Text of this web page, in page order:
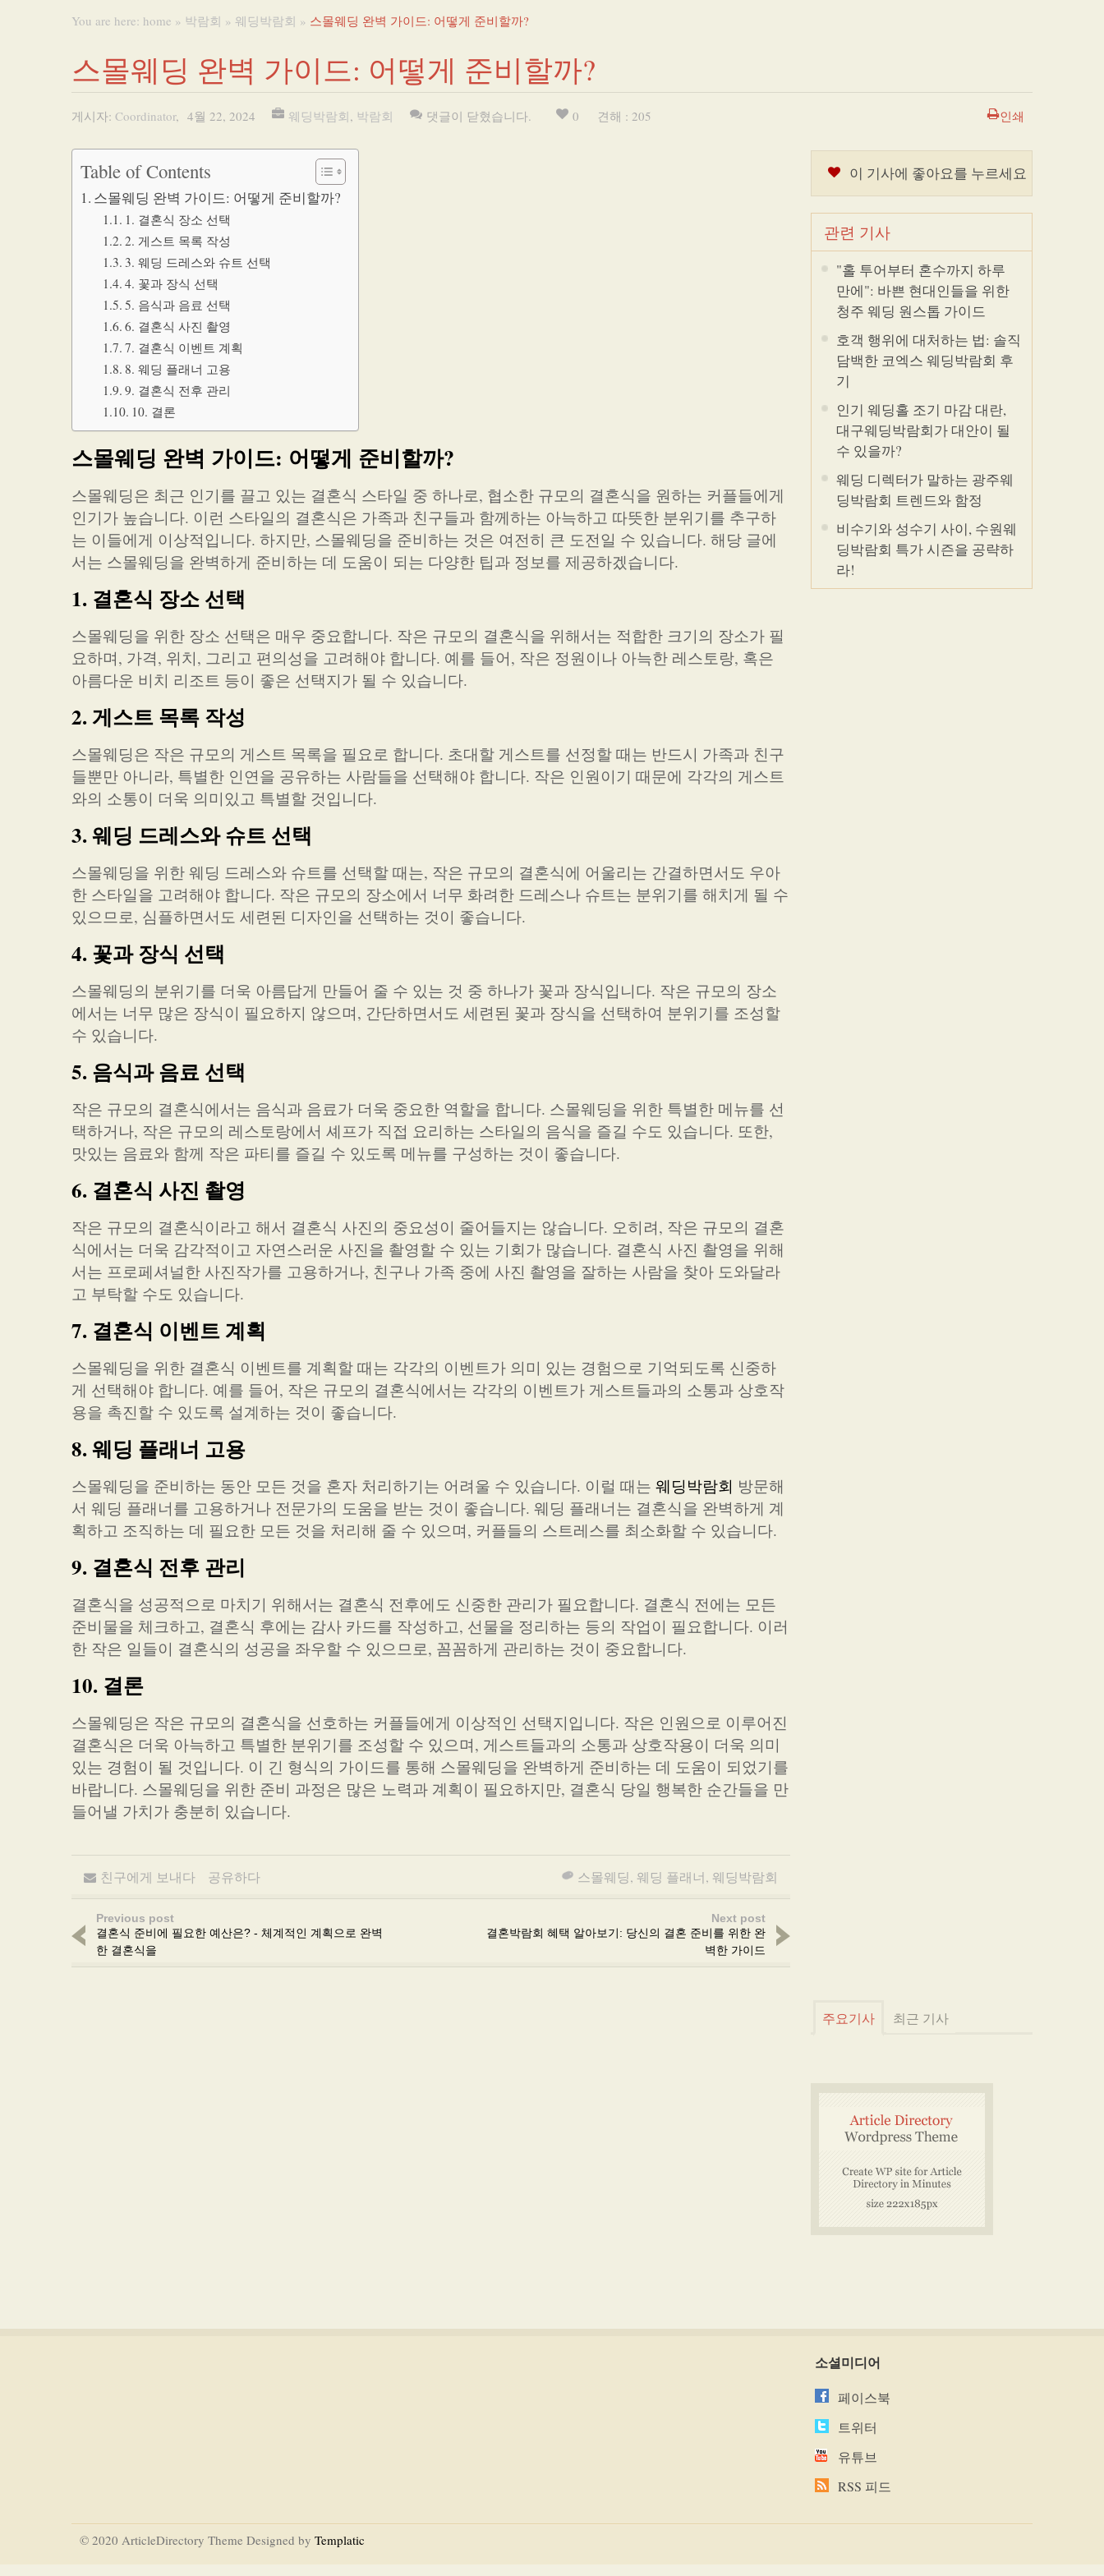
You are here: home » 박람회 » 웨딩박람회 » 스몰웨딩 완벽 가이드: 어떻게 준비할까?
스몰웨딩 완벽 가이드: 어떻게 준비할까?
게시자: Coordinator, 4월 22, 2024 웨딩박람회, 박람회 댓글이 닫혔습니다. 0 견해 : 205 인쇄
Table of Contents
스몰웨딩 완벽 가이드: 어떻게 준비할까?
1. 결혼식 장소 선택
2. 게스트 목록 작성
3. 웨딩 드레스와 슈트 선택
4. 꽃과 장식 선택
5. 음식과 음료 선택
6. 결혼식 사진 촬영
7. 결혼식 이벤트 계획
8. 웨딩 플래너 고용
9. 결혼식 전후 관리
10. 결론
스몰웨딩 완벽 가이드: 어떻게 준비할까?
스몰웨딩은 최근 인기를 끌고 있는 결혼식 스타일 중 하나로, 협소한 규모의 결혼식을 원하는 커플들에게
인기가 높습니다. 이런 스타일의 결혼식은 가족과 친구들과 함께하는 아늑하고 따뜻한 분위기를 추구하
는 이들에게 이상적입니다. 하지만, 스몰웨딩을 준비하는 것은 여전히 큰 도전일 수 있습니다. 해당 글에
서는 스몰웨딩을 완벽하게 준비하는 데 도움이 되는 다양한 팁과 정보를 제공하겠습니다.
1. 결혼식 장소 선택
스몰웨딩을 위한 장소 선택은 매우 중요합니다. 작은 규모의 결혼식을 위해서는 적합한 크기의 장소가 필
요하며, 가격, 위치, 그리고 편의성을 고려해야 합니다. 예를 들어, 작은 정원이나 아늑한 레스토랑, 혹은
아름다운 비치 리조트 등이 좋은 선택지가 될 수 있습니다.
2. 게스트 목록 작성
스몰웨딩은 작은 규모의 게스트 목록을 필요로 합니다. 초대할 게스트를 선정할 때는 반드시 가족과 친구
들뿐만 아니라, 특별한 인연을 공유하는 사람들을 선택해야 합니다. 작은 인원이기 때문에 각각의 게스트
와의 소통이 더욱 의미있고 특별할 것입니다.
3. 웨딩 드레스와 슈트 선택
스몰웨딩을 위한 웨딩 드레스와 슈트를 선택할 때는, 작은 규모의 결혼식에 어울리는 간결하면서도 우아
한 스타일을 고려해야 합니다. 작은 규모의 장소에서 너무 화려한 드레스나 슈트는 분위기를 해치게 될 수
있으므로, 심플하면서도 세련된 디자인을 선택하는 것이 좋습니다.
4. 꽃과 장식 선택
스몰웨딩의 분위기를 더욱 아름답게 만들어 줄 수 있는 것 중 하나가 꽃과 장식입니다. 작은 규모의 장소
에서는 너무 많은 장식이 필요하지 않으며, 간단하면서도 세련된 꽃과 장식을 선택하여 분위기를 조성할
수 있습니다.
5. 음식과 음료 선택
작은 규모의 결혼식에서는 음식과 음료가 더욱 중요한 역할을 합니다. 스몰웨딩을 위한 특별한 메뉴를 선
택하거나, 작은 규모의 레스토랑에서 셰프가 직접 요리하는 스타일의 음식을 즐길 수도 있습니다. 또한,
맛있는 음료와 함께 작은 파티를 즐길 수 있도록 메뉴를 구성하는 것이 좋습니다.
6. 결혼식 사진 촬영
작은 규모의 결혼식이라고 해서 결혼식 사진의 중요성이 줄어들지는 않습니다. 오히려, 작은 규모의 결혼
식에서는 더욱 감각적이고 자연스러운 사진을 촬영할 수 있는 기회가 많습니다. 결혼식 사진 촬영을 위해
서는 프로페셔널한 사진작가를 고용하거나, 친구나 가족 중에 사진 촬영을 잘하는 사람을 찾아 도와달라
고 부탁할 수도 있습니다.
7. 결혼식 이벤트 계획
스몰웨딩을 위한 결혼식 이벤트를 계획할 때는 각각의 이벤트가 의미 있는 경험으로 기억되도록 신중하
게 선택해야 합니다. 예를 들어, 작은 규모의 결혼식에서는 각각의 이벤트가 게스트들과의 소통과 상호작
용을 촉진할 수 있도록 설계하는 것이 좋습니다.
8. 웨딩 플래너 고용
스몰웨딩을 준비하는 동안 모든 것을 혼자 처리하기는 어려울 수 있습니다. 이럴 때는 웨딩박람회 방문해
서 웨딩 플래너를 고용하거나 전문가의 도움을 받는 것이 좋습니다. 웨딩 플래너는 결혼식을 완벽하게 계
획하고 조직하는 데 필요한 모든 것을 처리해 줄 수 있으며, 커플들의 스트레스를 최소화할 수 있습니다.
9. 결혼식 전후 관리
결혼식을 성공적으로 마치기 위해서는 결혼식 전후에도 신중한 관리가 필요합니다. 결혼식 전에는 모든
준비물을 체크하고, 결혼식 후에는 감사 카드를 작성하고, 선물을 정리하는 등의 작업이 필요합니다. 이러
한 작은 일들이 결혼식의 성공을 좌우할 수 있으므로, 꼼꼼하게 관리하는 것이 중요합니다.
10. 결론
스몰웨딩은 작은 규모의 결혼식을 선호하는 커플들에게 이상적인 선택지입니다. 작은 인원으로 이루어진
결혼식은 더욱 아늑하고 특별한 분위기를 조성할 수 있으며, 게스트들과의 소통과 상호작용이 더욱 의미
있는 경험이 될 것입니다. 이 긴 형식의 가이드를 통해 스몰웨딩을 완벽하게 준비하는 데 도움이 되었기를
바랍니다. 스몰웨딩을 위한 준비 과정은 많은 노력과 계획이 필요하지만, 결혼식 당일 행복한 순간들을 만
들어낼 가치가 충분히 있습니다.
친구에게 보내다 공유하다 스몰웨딩, 웨딩 플래너, 웨딩박람회
Previous post
결혼식 준비에 필요한 예산은? - 체계적인 계획으로 완벽
한 결혼식을
Next post
결혼박람회 혜택 알아보기: 당신의 결혼 준비를 위한 완
벽한 가이드
이 기사에 좋아요를 누르세요
관련 기사
"홀 투어부터 혼수까지 하루
만에": 바쁜 현대인들을 위한
청주 웨딩 원스톱 가이드
호객 행위에 대처하는 법: 솔직
담백한 코엑스 웨딩박람회 후
기
인기 웨딩홀 조기 마감 대란,
대구웨딩박람회가 대안이 될
수 있을까?
웨딩 디렉터가 말하는 광주웨
딩박람회 트렌드와 함정
비수기와 성수기 사이, 수원웨
딩박람회 특가 시즌을 공략하
라!
주요기사 최근 기사
소셜미디어
페이스북
트위터
유튜브
RSS 피드
© 2020 ArticleDirectory Theme Designed by Templatic